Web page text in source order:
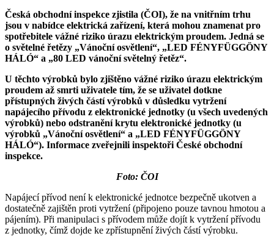
Česká obchodní inspekce zjistila (ČOI), že na vnitřním trhu
jsou v nabídce elektrická zařízení, která mohou znamenat pro
spotřebitele vážné riziko úrazu elektrickým proudem. Jedná se
o světelné řetězy „Vánoční osvětlení“, „LED FÉNYFÜGGÖNY
HÁLÓ“ a „80 LED vánoční světelný řetěz“.
U těchto výrobků bylo zjištěno vážné riziko úrazu elektrickým
proudem až smrti uživatele tím, že se uživatel dotkne
přístupných živých částí výrobků v důsledku vytržení
napájecího přívodu z elektronické jednotky (u všech uvedených
výrobků) nebo odstranění krytu elektronické jednotky (u
výrobků „Vánoční osvětlení“ a „LED FÉNYFÜGGÖNY
HÁLÓ“). Informace zveřejnili inspektoři České obchodní
inspekce.
Foto: ČOI
Napájecí přívod není k elektronické jednotce bezpečně ukotven a
dostatečně zajištěn proti vytržení (připojeno pouze tavnou hmotou a
pájením). Při manipulaci s přívodem může dojít k vytržení přívodu
z jednotky, čímž dojde ke zpřístupnění živých částí výrobku.